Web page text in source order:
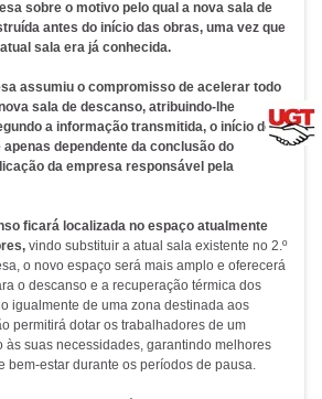
sobre o motivo pelo qual a nova sala de
antes do início das obras, uma vez que
sala era já conhecida.
assumiu o compromisso de acelerar todo
sala de descanso, atribuindo-lhe
a informação transmitida, o início dos
dependente da conclusão do
da empresa responsável pela
ficará localizada no espaço atualmente
vindo substituir a atual sala existente no 2.º
o novo espaço será mais amplo e oferecerá
o descanso e a recuperação térmica dos
igualmente de uma zona destinada aos
permitirá dotar os trabalhadores de um
às suas necessidades, garantindo melhores
bem-estar durante os períodos de pausa.